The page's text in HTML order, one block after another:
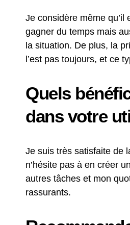
Je considère même
gagner du temps mais
la situation. De plus, la
l’est pas toujours, et ce
Quels
dans votre
Je suis très satisfaite de
n’hésite pas à en créer
autres tâches et mon
rassurants.